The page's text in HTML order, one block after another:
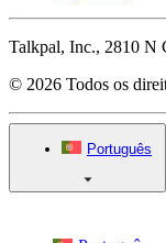
Talkpal, Inc., 2810 N
© 2026 Todos os
Português